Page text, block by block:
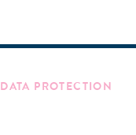
DATA PROTECTION